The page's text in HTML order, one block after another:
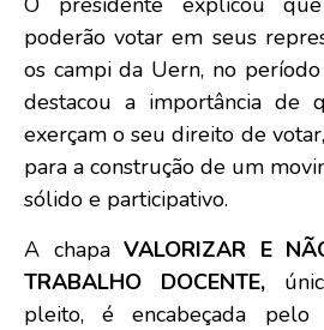
poderão votar em seus
os campi da Uern, no
destacou a importância de
exerçam o seu direito de
para a construção de um
sólido e participativo.
A chapa VALORIZAR E
TRABALHO DOCENTE,
pleito, é encabeçada pelo